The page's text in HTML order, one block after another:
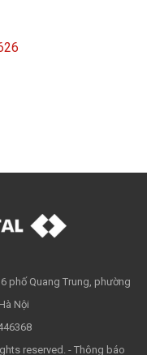
phố Quang Trung, phường
Nội
reserved. - Thông báo